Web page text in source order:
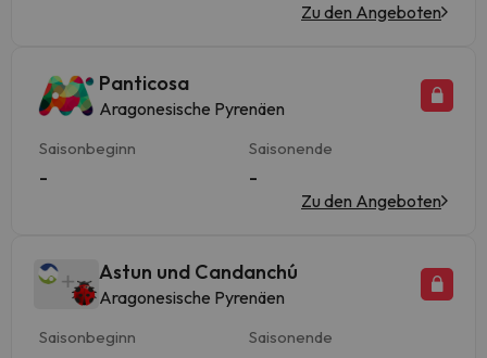
Zu den Angeboten
Panticosa
Aragonesische Pyrenäen
Saisonbeginn
-
Saisonende
-
Zu den Angeboten
Astun und Candanchú
Aragonesische Pyrenäen
Saisonbeginn Saisonende